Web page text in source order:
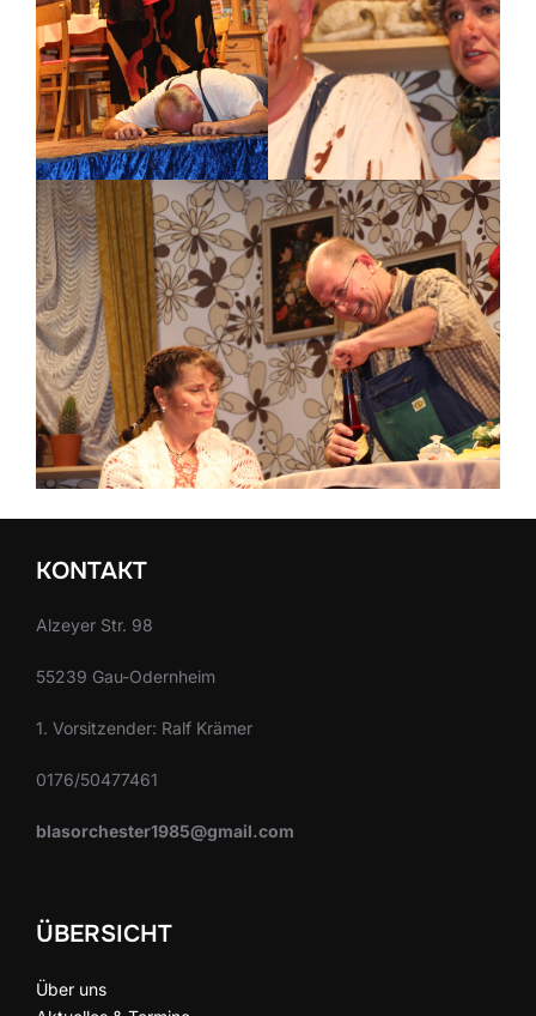
KONTAKT
Alzeyer Str. 98
55239 Gau-Odernheim
1. Vorsitzender: Ralf Krämer
0176/50477461
blasorchester1985@gmail.com
ÜBERSICHT
Über uns